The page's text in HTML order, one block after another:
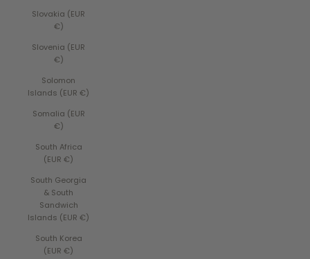
Slovakia (EUR
€)
Slovenia (EUR
€)
Solomon
Islands (EUR €)
Somalia (EUR
€)
South Africa
(EUR €)
South Georgia
& South
Sandwich
Islands (EUR €)
South Korea
(EUR €)